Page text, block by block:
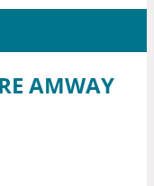
AMWAY